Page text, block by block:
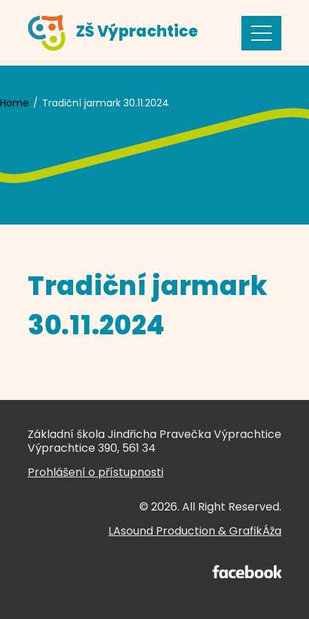
content
ZŠ Výprachtice
Home Tradiční jarmark 30.11.2024
Tradiční jarmark
30.11.2024
Základní škola Jindřicha Pravečka Výprachtice
Výprachtice 390, 561 34
Prohlášení o přístupnosti
© 2026. All Right Reserved.
LAsound Production&GrafikÁža